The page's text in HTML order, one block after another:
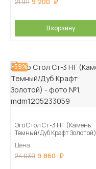
21 911
В корзину
-59%
Эго Стол Ст-3 НГ (Камень
Темный/Дуб Крафт Золотой)
Цена
24 030 9 860